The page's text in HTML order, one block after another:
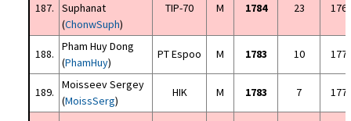
187.
Suphanat
(ChonwSuph)
TIP-70 M 1784 23
188.
Pham Huy Dong
(PhamHuy)
PT Espoo M 1783 10
189.
Moisseev Sergey
(MoissSerg)
HIK M 1783 7